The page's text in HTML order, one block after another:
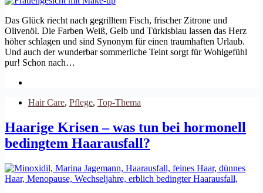
Das Glück riecht nach gegrilltem Fisch, frischer Zitrone und
Olivenöl. Die Farben Weiß, Gelb und Türkisblau lassen das Herz
höher schlagen und sind Synonym für einen traumhaften Urlaub.
Und auch der wunderbar sommerliche Teint sorgt für Wohlgefühl
pur! Schon nach…
Hair Care, Pflege, Top-Thema
Haarige Krisen – was tun bei hormonell
bedingtem Haarausfall?